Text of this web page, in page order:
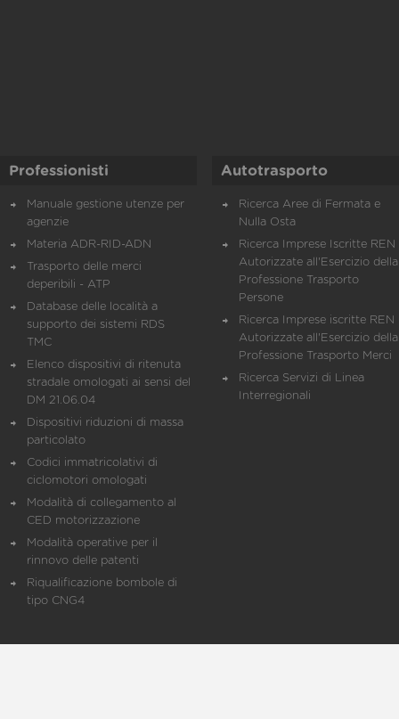
Professionisti
Manuale gestione utenze per
agenzie
Materia ADR-RID-ADN
Trasporto delle merci
deperibili - ATP
Database delle località a
supporto dei sistemi RDS
TMC
Elenco dispositivi di ritenuta
stradale omologati ai sensi del
DM 21.06.04
Dispositivi riduzioni di massa
particolato
Codici immatricolativi di
ciclomotori omologati
Modalità di collegamento al
CED motorizzazione
Modalità operative per il
rinnovo delle patenti
Riqualificazione bombole di
tipo CNG4
Autotrasporto
Ricerca Aree di Fermata e
Nulla Osta
Ricerca Imprese Iscritte REN
Autorizzate all'Esercizio della
Professione Trasporto
Persone
Ricerca Imprese iscritte REN
Autorizzate all'Esercizio della
Professione Trasporto Merci
Ricerca Servizi di Linea
Interregionali